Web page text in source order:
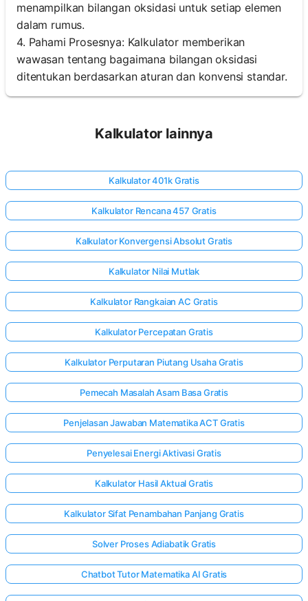
menampilkan bilangan oksidasi untuk setiap elemen
dalam rumus.
4. Pahami Prosesnya: Kalkulator memberikan
wawasan tentang bagaimana bilangan oksidasi
ditentukan berdasarkan aturan dan konvensi standar.
Kalkulator lainnya
Kalkulator 401k Gratis
Kalkulator Rencana 457 Gratis
Kalkulator Konvergensi Absolut Gratis
Kalkulator Nilai Mutlak
Kalkulator Rangkaian AC Gratis
Kalkulator Percepatan Gratis
Kalkulator Perputaran Piutang Usaha Gratis
Pemecah Masalah Asam Basa Gratis
Penjelasan Jawaban Matematika ACT Gratis
Penyelesai Energi Aktivasi Gratis
Kalkulator Hasil Aktual Gratis
Kalkulator Sifat Penambahan Panjang Gratis
Solver Proses Adiabatik Gratis
Chatbot Tutor Matematika AI Gratis